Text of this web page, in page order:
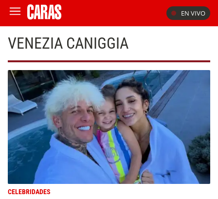
EN VIVO
VENEZIA CANIGGIA
CELEBRIDADES